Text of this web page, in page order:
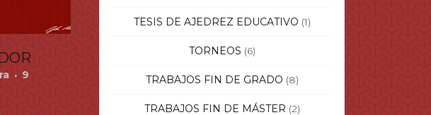
9
TESIS DE AJEDREZ EDUCATIVO (1)
TORNEOS (6)
TRABAJOS FIN DE GRADO (8)
TRABAJOS FIN DE MÁSTER (2)